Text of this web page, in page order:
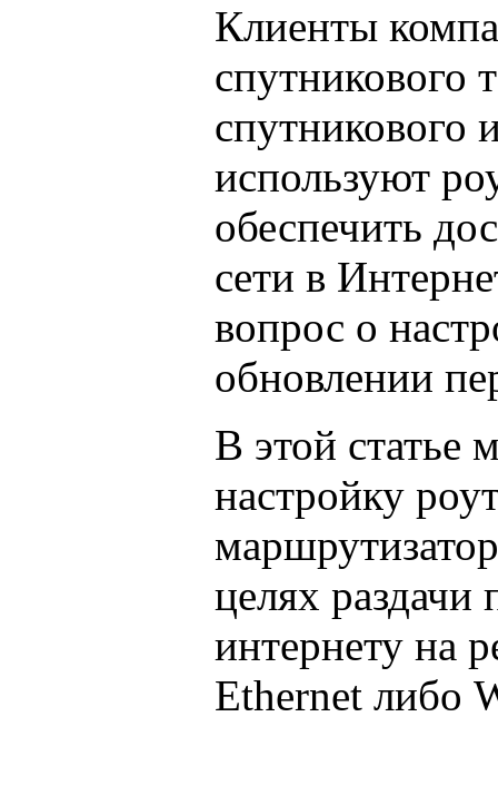
Клиенты
спутникового
спутникового
используют
обеспечить
сети в
вопрос о
обновлении
В этой статье
настройку
целях
интернету на
Ethernet либо